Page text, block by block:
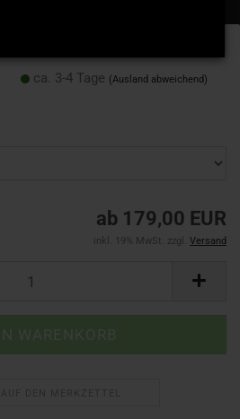
ca. 3-4 Tage (Ausland abweichend)
ab 179,00 EUR
inkl. 19% MwSt. zzgl. Versand